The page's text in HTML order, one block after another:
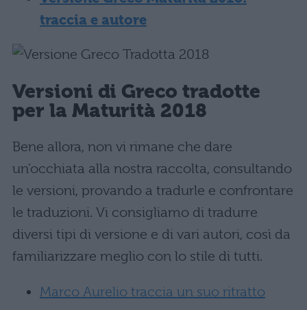
traccia e autore
Versioni di Greco tradotte
per la Maturità 2018
Bene allora, non vi rimane che dare
un’occhiata alla nostra raccolta, consultando
le versioni, provando a tradurle e confrontare
le traduzioni. Vi consigliamo di tradurre
diversi tipi di versione e di vari autori, così da
familiarizzare meglio con lo stile di tutti.
Marco Aurelio traccia un suo ritratto